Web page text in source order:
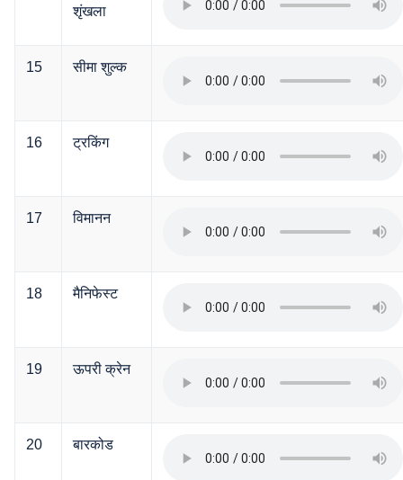
शृंखला
15 सीमा शुल्क
16 ट्रकिंग
17 विमानन
18 मैनिफेस्ट
19 ऊपरी क्रेन
20 बारकोड